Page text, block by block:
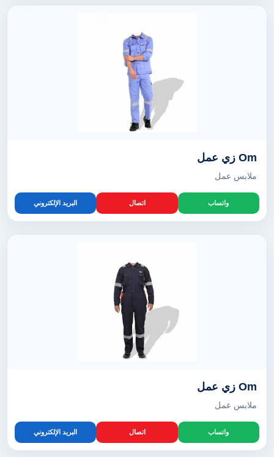
Om زي عمل
ملابس عمل
واتساب اتصال البريد الإلكتروني
Om زي عمل
ملابس عمل
واتساب اتصال البريد الإلكتروني